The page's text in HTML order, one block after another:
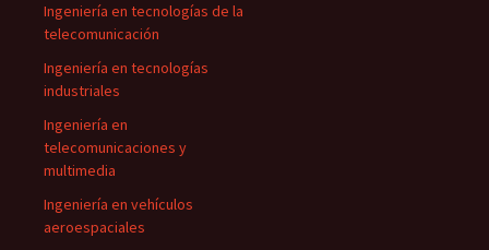
Ingeniería en tecnologías de la
telecomunicación
Ingeniería en tecnologías
industriales
Ingeniería en
telecomunicaciones y
multimedia
Ingeniería en vehículos
aeroespaciales